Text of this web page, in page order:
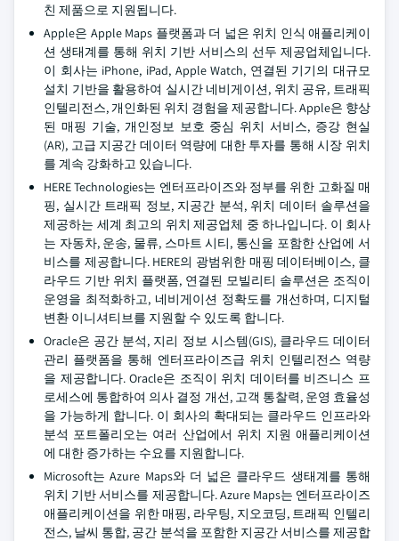
친 제품으로 지원됩니다.
Apple은 Apple Maps 플랫폼과 더 넓은 위치 인식 애플리케이
션 생태계를 통해 위치 기반 서비스의 선두 제공업체입니다.
이 회사는 iPhone, iPad, Apple Watch, 연결된 기기의 대규모
설치 기반을 활용하여 실시간 네비게이션, 위치 공유, 트래픽
인텔리전스, 개인화된 위치 경험을 제공합니다. Apple은 향상
된 매핑 기술, 개인정보 보호 중심 위치 서비스, 증강 현실
(AR), 고급 지공간 데이터 역량에 대한 투자를 통해 시장 위치
를 계속 강화하고 있습니다.
HERE Technologies는 엔터프라이즈와 정부를 위한 고화질 매
핑, 실시간 트래픽 정보, 지공간 분석, 위치 데이터 솔루션을
제공하는 세계 최고의 위치 제공업체 중 하나입니다. 이 회사
는 자동차, 운송, 물류, 스마트 시티, 통신을 포함한 산업에 서
비스를 제공합니다. HERE의 광범위한 매핑 데이터베이스, 클
라우드 기반 위치 플랫폼, 연결된 모빌리티 솔루션은 조직이
운영을 최적화하고, 네비게이션 정확도를 개선하며, 디지털
변환 이니셔티브를 지원할 수 있도록 합니다.
Oracle은 공간 분석, 지리 정보 시스템(GIS), 클라우드 데이터
관리 플랫폼을 통해 엔터프라이즈급 위치 인텔리전스 역량
을 제공합니다. Oracle은 조직이 위치 데이터를 비즈니스 프
로세스에 통합하여 의사 결정 개선, 고객 통찰력, 운영 효율성
을 가능하게 합니다. 이 회사의 확대되는 클라우드 인프라와
분석 포트폴리오는 여러 산업에서 위치 지원 애플리케이션
에 대한 증가하는 수요를 지원합니다.
Microsoft는 Azure Maps와 더 넓은 클라우드 생태계를 통해
위치 기반 서비스를 제공합니다. Azure Maps는 엔터프라이즈
애플리케이션을 위한 매핑, 라우팅, 지오코딩, 트래픽 인텔리
전스, 날씨 통합, 공간 분석을 포함한 지공간 서비스를 제공합